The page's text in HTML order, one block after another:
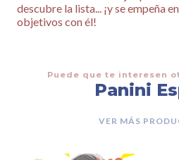
descubre la lista... ¡y se empeña
objetivos con él!
Puede que te interesen
Panini
VER MÁS